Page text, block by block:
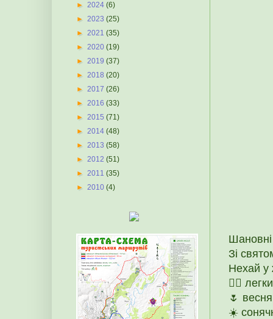
Зі
Нехай у
🚴‍♀️
🌷
☀️
► 2024 (6)
► 2023 (25)
► 2021 (35)
► 2020 (19)
► 2019 (37)
► 2018 (20)
► 2017 (26)
► 2016 (33)
► 2015 (71)
► 2014 (48)
► 2013 (58)
► 2012 (51)
► 2011 (35)
► 2010 (4)